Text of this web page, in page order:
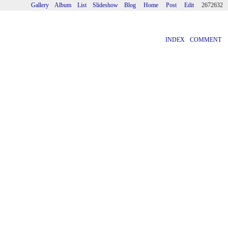
Home Post Edit 2672632
Gallery Album List Slideshow Blog
INDEX COMMENT